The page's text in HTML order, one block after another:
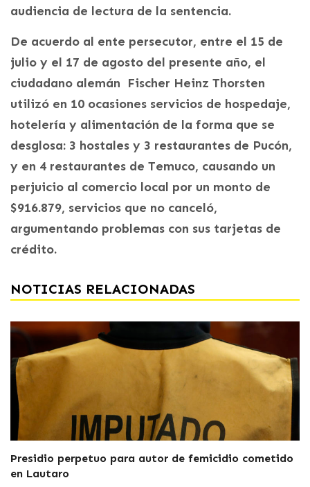
audiencia de lectura de la sentencia.
De acuerdo al ente persecutor, entre el 15 de
julio y el 17 de agosto del presente año, el
ciudadano alemán Fischer Heinz Thorsten
utilizó en 10 ocasiones servicios de hospedaje,
hotelería y alimentación de la forma que se
desglosa: 3 hostales y 3 restaurantes de Pucón,
y en 4 restaurantes de Temuco, causando un
perjuicio al comercio local por un monto de
$916.879, servicios que no canceló,
argumentando problemas con sus tarjetas de
crédito.
NOTICIAS RELACIONADAS
Presidio perpetuo para autor de femicidio cometido
en Lautaro